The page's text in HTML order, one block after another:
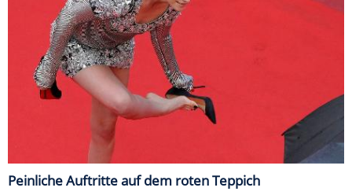
Peinliche Auftritte auf dem roten Teppich